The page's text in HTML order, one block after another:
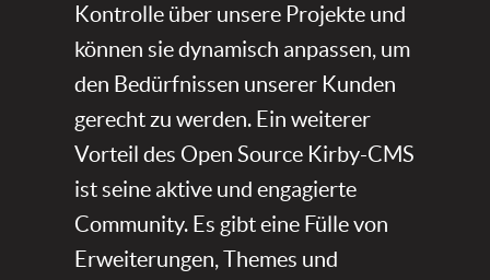
Kontrolle über unsere Projekte und
können sie dynamisch anpassen, um
den Bedürfnissen unserer Kunden
gerecht zu werden. Ein weiterer
Vorteil des Open Source Kirby-CMS
ist seine aktive und engagierte
Community. Es gibt eine Fülle von
Erweiterungen, Themes und